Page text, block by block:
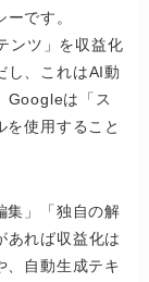
です。
ンツ」を収益化
し、これはAI動
Googleは「ス
を使用すること
集」「独自の解
あれば収益化は
、自動生成テキ